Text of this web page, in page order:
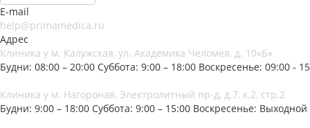
E-mail
help@primamedica.ru
Адрес
Клиника у м. Калужская, ул. Академика Челомея, д. 10«Б»
Будни: 08:00 – 20:00 Суббота: 9:00 – 18:00 Воскресенье: 09:00 -
Клиника у м. Нагороная, Электролитный пр-д, д.7, к.2, стр.2
Будни: 9:00 – 18:00 Суббота: 9:00 – 15:00 Воскресенье: Выходной